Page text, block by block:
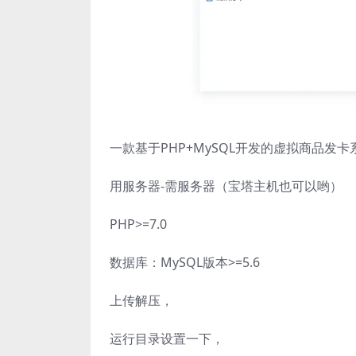
一款基于PHP+MySQL开发的虚拟商品发卡
用服务器-需服务器（宝塔主机也可以哟）
PHP>=7.0
数据库：MySQL版本>=5.6
上传解压，
运行目录设置一下，